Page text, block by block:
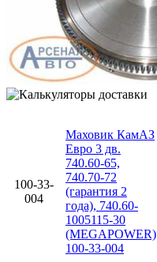
100-33-
004
Маховик КамАЗ
Евро 3 дв.
740.60-65,
740.70-72
(гарантия 2
года), 740.60-
1005115-30
(MEGAPOWER)
100-33-004